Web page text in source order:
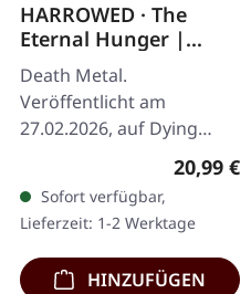
Preis:
HARROWED · The
Eternal Hunger |
BLACK LP
Death Metal.
Veröffentlicht am
27.02.2026, auf Dying
Victims Productions.
Schwarzes Vinyl im
Standard-Cover mit
Insert, Poster, Sticker und
Postkarte…
20,99 €
Sofort verfügbar,
Lieferzeit: 1-2 Werktage
HINZUFÜGEN